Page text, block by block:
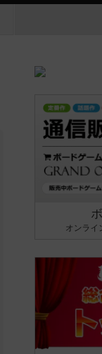
オンライ